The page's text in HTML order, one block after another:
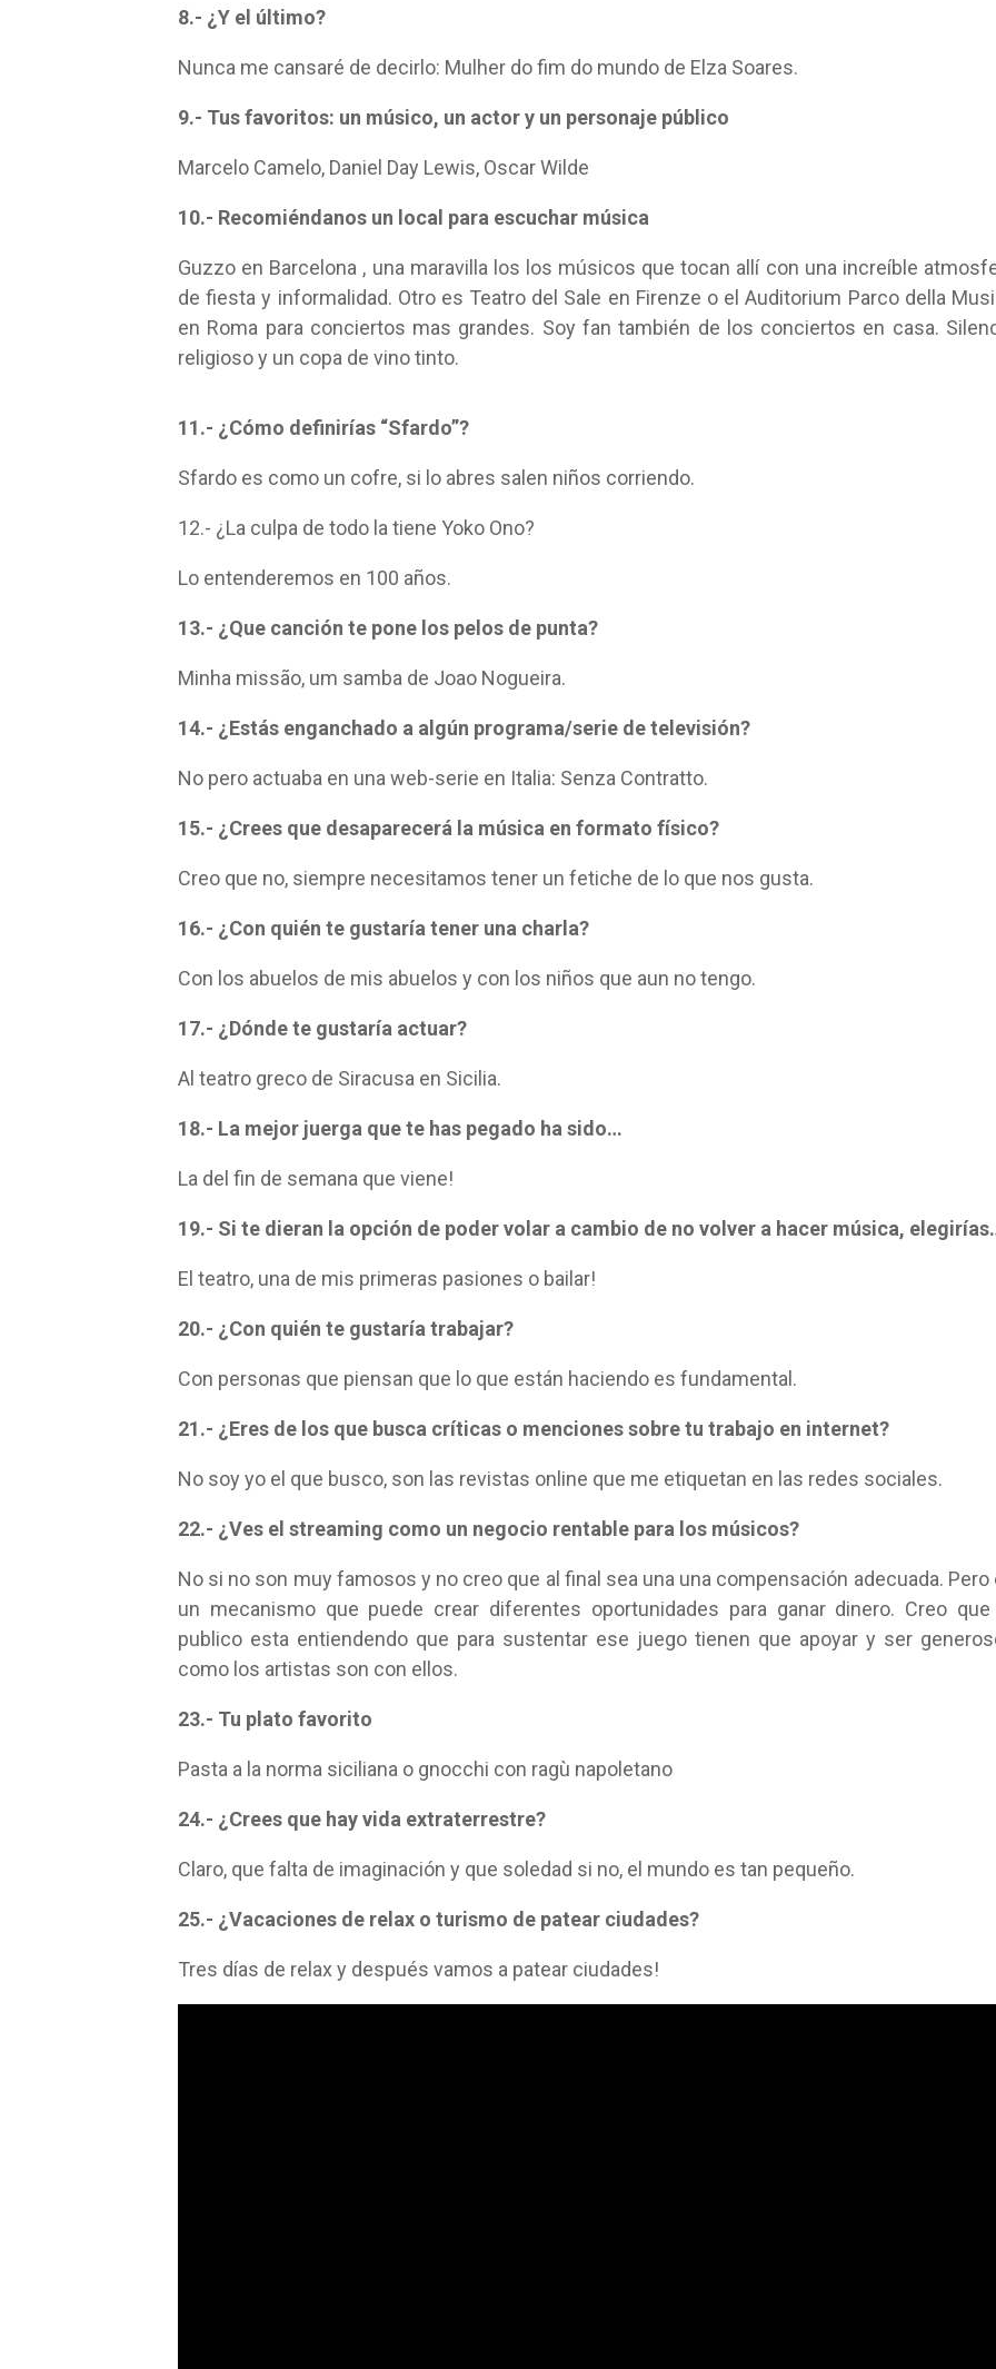
8.- ¿Y el último?
Nunca me cansaré de decirlo: Mulher do fim do mundo de Elza Soares.
9.- Tus favoritos: un músico, un actor y un personaje público
Marcelo Camelo, Daniel Day Lewis, Oscar Wilde
10.- Recomiéndanos un local para escuchar música
Guzzo en Barcelona , una maravilla los los músicos que tocan allí con una increíble
de fiesta y informalidad. Otro es Teatro del Sale en Firenze o el Auditorium Parco della
en Roma para conciertos mas grandes. Soy fan también de los conciertos en casa.
religioso y un copa de vino tinto.
11.- ¿Cómo definirías “Sfardo”?
Sfardo es como un cofre, si lo abres salen niños corriendo.
12.- ¿La culpa de todo la tiene Yoko Ono?
Lo entenderemos en 100 años.
13.- ¿Que canción te pone los pelos de punta?
Minha missão, um samba de Joao Nogueira.
14.- ¿Estás enganchado a algún programa/serie de televisión?
No pero actuaba en una web-serie en Italia: Senza Contratto.
15.- ¿Crees que desaparecerá la música en formato físico?
Creo que no, siempre necesitamos tener un fetiche de lo que nos gusta.
16.- ¿Con quién te gustaría tener una charla?
Con los abuelos de mis abuelos y con los niños que aun no tengo.
17.- ¿Dónde te gustaría actuar?
Al teatro greco de Siracusa en Sicilia.
18.- La mejor juerga que te has pegado ha sido…
La del fin de semana que viene!
19.- Si te dieran la opción de poder volar a cambio de no volver a hacer música,
El teatro, una de mis primeras pasiones o bailar!
20.- ¿Con quién te gustaría trabajar?
Con personas que piensan que lo que están haciendo es fundamental.
21.- ¿Eres de los que busca críticas o menciones sobre tu trabajo en internet?
No soy yo el que busco, son las revistas online que me etiquetan en las redes sociales.
22.- ¿Ves el streaming como un negocio rentable para los músicos?
No si no son muy famosos y no creo que al final sea una una compensación adecuada. Pero
un mecanismo que puede crear diferentes oportunidades para ganar dinero. Creo
publico esta entiendendo que para sustentar ese juego tienen que apoyar y ser
como los artistas son con ellos.
23.- Tu plato favorito
Pasta a la norma siciliana o gnocchi con ragù napoletano
24.- ¿Crees que hay vida extraterrestre?
Claro, que falta de imaginación y que soledad si no, el mundo es tan pequeño.
25.- ¿Vacaciones de relax o turismo de patear ciudades?
Tres días de relax y después vamos a patear ciudades!